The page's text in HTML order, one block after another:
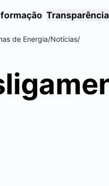
de Energia/Notícias/